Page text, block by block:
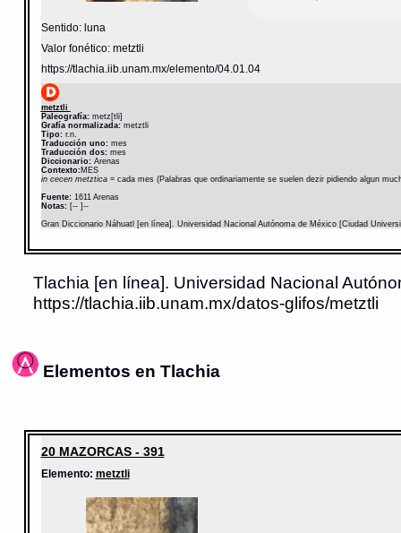
Sentido: luna
Valor fonético: metztli
https://tlachia.iib.unam.mx/elemento/04.01.04
metztli
Paleografía:metz[tli]
Grafía normalizada:metztli
Tipo:r.n.
Traducción uno:mes
Traducción dos:mes
Diccionario: Arenas
Contexto:MES
in cecen metztica = cada mes (Palabras que ordinariamente se suelen dezir pidiendo algun
Fuente:1611 Arenas
Notas:[-- ]--
Gran Diccionario Náhuatl [en línea]. Universidad Nacional Autónoma de México [Ciudad
Tlachia [en línea]. Universidad Nacional
https://tlachia.iib.unam.mx/datos-glifos/metztli
Elementos en Tlachia
20 MAZORCAS - 391
Elemento: metztli